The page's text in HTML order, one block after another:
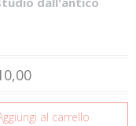
al carrello